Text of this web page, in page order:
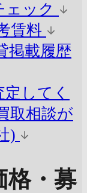
ェック
賃料
掲載履歴
してく
取相談が
)
格・募